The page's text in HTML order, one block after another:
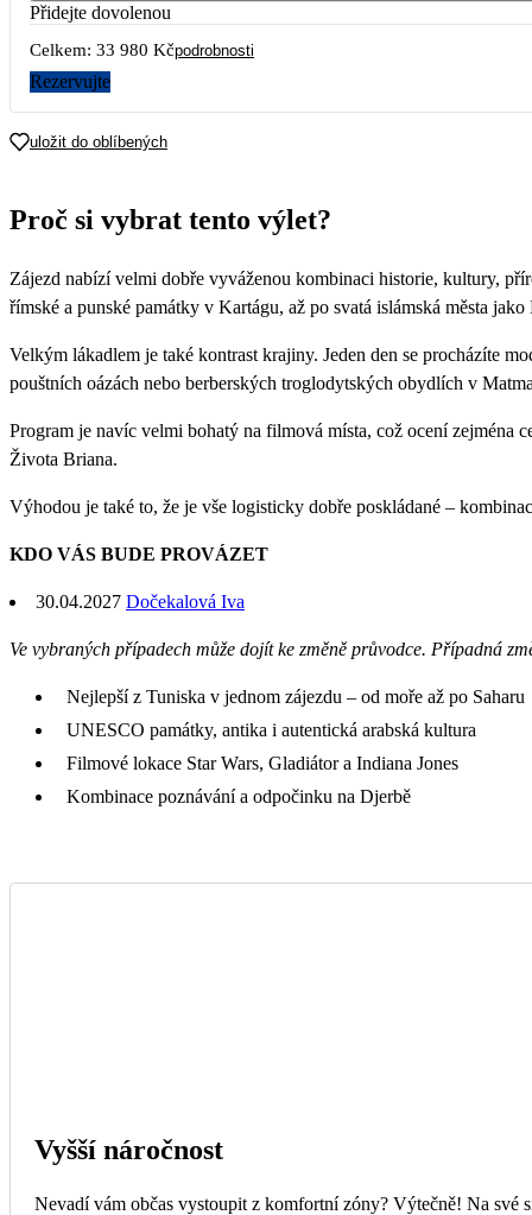
Přidejte dovolenou
Celkem: 33 980 Kčpodrobnosti
Rezervujte
uložit do oblíbených
Proč si vybrat tento výlet?
Zájezd nabízí velmi dobře vyváženou kombinaci historie, kultury,
římské a punské památky v Kartágu, až po svatá islámská města
Velkým lákadlem je také kontrast krajiny. Jeden den se procházíte
pouštních oázách nebo berberských troglodytských obydlích v
Program je navíc velmi bohatý na filmová místa, což ocení zejména
Života Briana.
Výhodou je také to, že je vše logisticky dobře poskládané –
KDO VÁS BUDE PROVÁZET
30.04.2027 Dočekalová Iva
Ve vybraných případech může dojít ke změně průvodce. Případná
Nejlepší z Tuniska v jednom zájezdu – od moře až po Saharu
UNESCO památky, antika i autentická arabská kultura
Filmové lokace Star Wars, Gladiátor a Indiana Jones
Kombinace poznávání a odpočinku na Djerbě
Vyšší náročnost
Nevadí vám občas vystoupit z komfortní zóny? Výtečně! Na své